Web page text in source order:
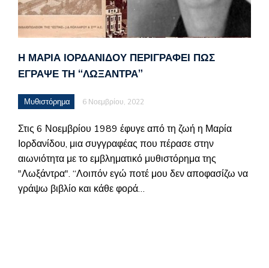
Η ΜΑΡΊΑ ΙΟΡΔΑΝΊΔΟΥ ΠΕΡΙΓΡΆΦΕΙ ΠΏΣ
ΈΓΡΑΨΕ ΤΗ “ΛΩΞΆΝΤΡΑ”
Μυθιστόρημα 6 Νοεμβρίου, 2022
Στις 6 Νοεμβρίου 1989 έφυγε από τη ζωή η Μαρία
Ιορδανίδου, μια συγγραφέας που πέρασε στην
αιωνιότητα με το εμβληματικό μυθιστόρημα της
"Λωξάντρα". “Λοιπόν εγώ ποτέ μου δεν αποφασίζω να
γράψω βιβλίο και κάθε φορά…